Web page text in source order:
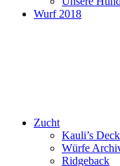
Wurf 2018
Zucht
Kauli’s
Würfe
Ridgeback